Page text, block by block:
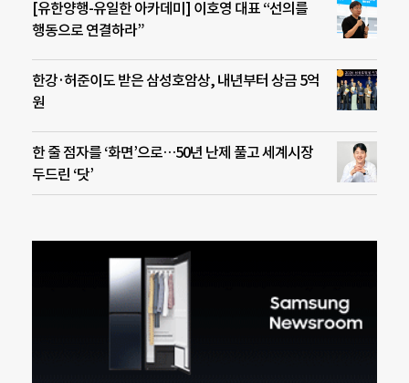
[유한양행-유일한 아카데미] 이호영 대표 “선의를
행동으로 연결하라”
한강·허준이도 받은 삼성호암상, 내년부터 상금 5억
원
한 줄 점자를 ‘화면’으로…50년 난제 풀고 세계시장
두드린 ‘닷’